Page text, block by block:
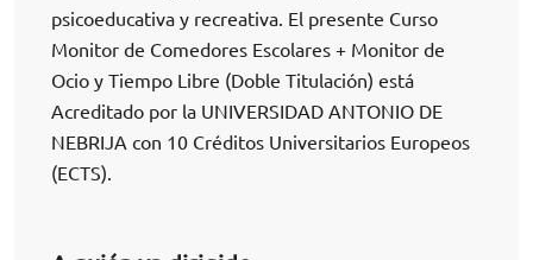
psicoeducativa y recreativa. El presente Curso
Monitor de Comedores Escolares + Monitor de
Ocio y Tiempo Libre (Doble Titulación) está
Acreditado por la UNIVERSIDAD ANTONIO DE
NEBRIJA con 10 Créditos Universitarios Europeos
(ECTS).